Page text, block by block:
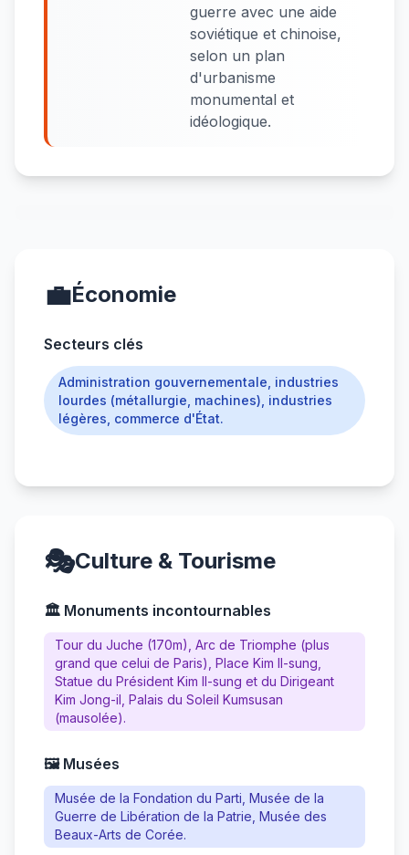
guerre avec une aide
soviétique et chinoise,
selon un plan
d'urbanisme
monumental et
idéologique.
💼Économie
Secteurs clés
Administration gouvernementale, industries
lourdes (métallurgie, machines), industries
légères, commerce d'État.
🎭Culture & Tourisme
🏛️ Monuments incontournables
Tour du Juche (170m), Arc de Triomphe (plus
grand que celui de Paris), Place Kim Il-sung,
Statue du Président Kim Il-sung et du Dirigeant
Kim Jong-il, Palais du Soleil Kumsusan
(mausolée).
🖼️ Musées
Musée de la Fondation du Parti, Musée de la
Guerre de Libération de la Patrie, Musée des
Beaux-Arts de Corée.